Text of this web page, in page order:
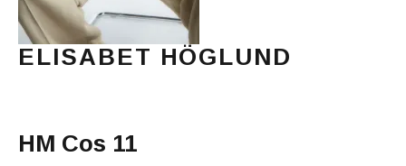
ELISABET HÖGLUND
HM Cos 11